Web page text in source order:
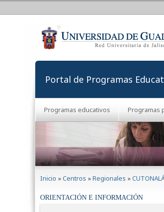
Portal de Programas
Programas educativos Programas
Inicio »Centros »Regionales »
ORIENTACIÓN E INFORMACIÓN